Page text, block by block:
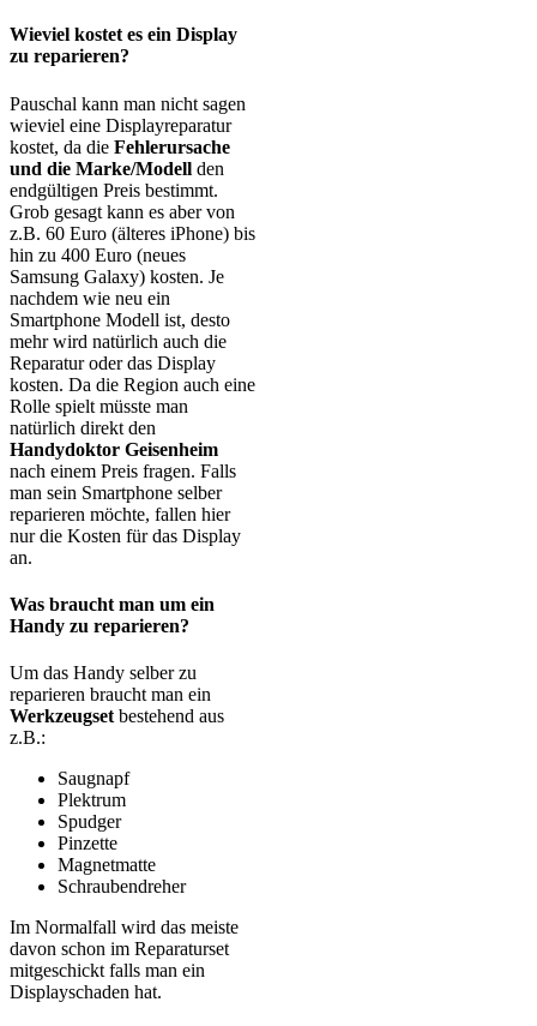
Wieviel kostet es ein Display
zu reparieren?
Pauschal kann man nicht sagen
wieviel eine Displayreparatur
kostet, da die Fehlerursache
und die Marke/Modell den
endgültigen Preis bestimmt.
Grob gesagt kann es aber von
z.B. 60 Euro (älteres iPhone) bis
hin zu 400 Euro (neues
Samsung Galaxy) kosten. Je
nachdem wie neu ein
Smartphone Modell ist, desto
mehr wird natürlich auch die
Reparatur oder das Display
kosten. Da die Region auch eine
Rolle spielt müsste man
natürlich direkt den
Handydoktor Geisenheim
nach einem Preis fragen. Falls
man sein Smartphone selber
reparieren möchte, fallen hier
nur die Kosten für das Display
an.
Was braucht man um ein
Handy zu reparieren?
Um das Handy selber zu
reparieren braucht man ein
Werkzeugset bestehend aus
z.B.:
Saugnapf
Plektrum
Spudger
Pinzette
Magnetmatte
Schraubendreher
Im Normalfall wird das meiste
davon schon im Reparaturset
mitgeschickt falls man ein
Displayschaden hat.